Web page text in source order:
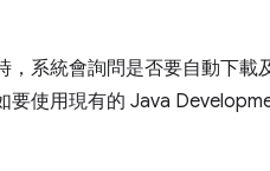
，系統會詢問是否要自動下
要使用現有的 Java